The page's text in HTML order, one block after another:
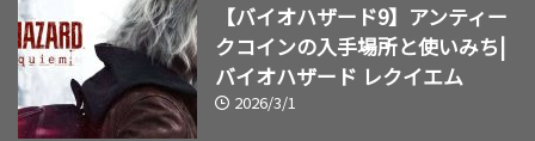
【バイオハザード9】アンティー
クコインの入手場所と使いみち|
バイオハザード レクイエム
2026/3/1